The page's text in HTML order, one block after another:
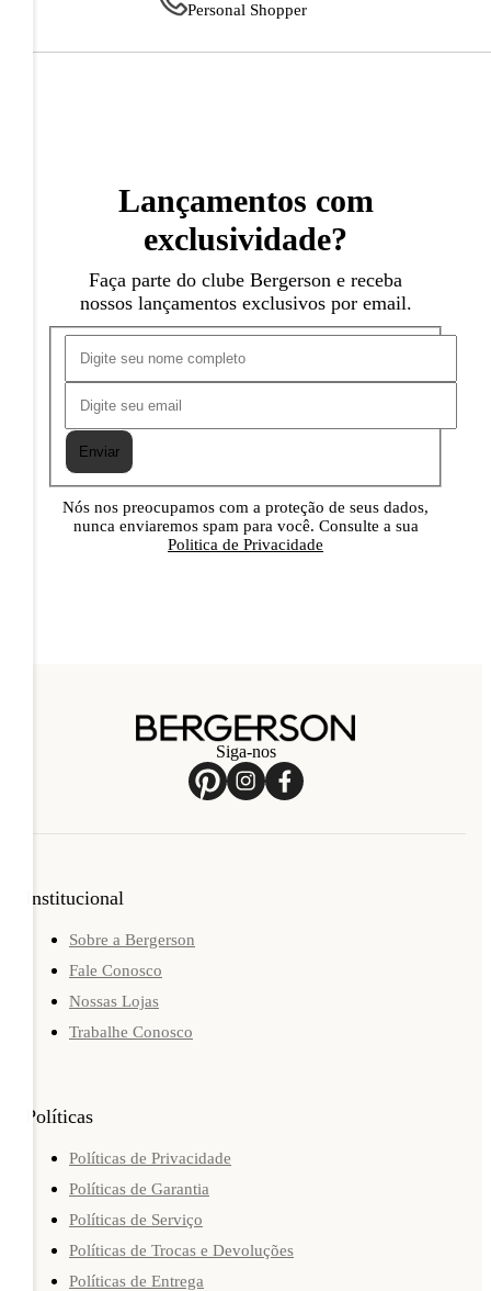
Personal Shopper
Lançamentos com
exclusividade?
Faça parte do clube Bergerson e receba
nossos lançamentos exclusivos por email.
Enviar
Nós nos preocupamos com a proteção de seus dados,
nunca enviaremos spam para você. Consulte a sua
Politica de Privacidade
Siga-nos
Institucional
Sobre a Bergerson
Fale Conosco
Nossas Lojas
Trabalhe Conosco
Políticas
Políticas de Privacidade
Políticas de Garantia
Políticas de Serviço
Políticas de Trocas e Devoluções
Políticas de Entrega